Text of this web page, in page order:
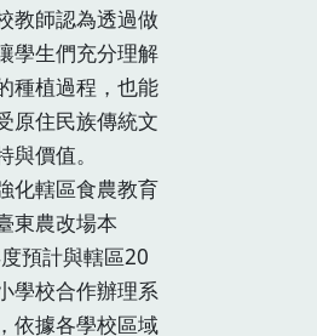
教師認為透過做
學生們充分理解
種植過程，也能
原住民族傳統文
與價值。
轄區食農教育
東農改場本
預計與轄區20
學校合作辦理系
依據各學校區域